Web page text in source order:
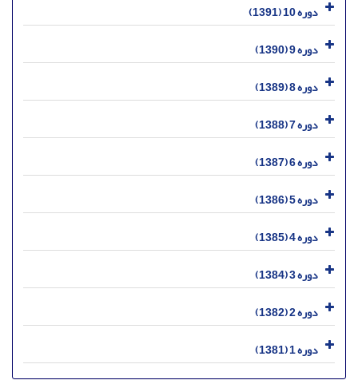
دوره 10 (1391)
دوره 9 (1390)
دوره 8 (1389)
دوره 7 (1388)
دوره 6 (1387)
دوره 5 (1386)
دوره 4 (1385)
دوره 3 (1384)
دوره 2 (1382)
دوره 1 (1381)